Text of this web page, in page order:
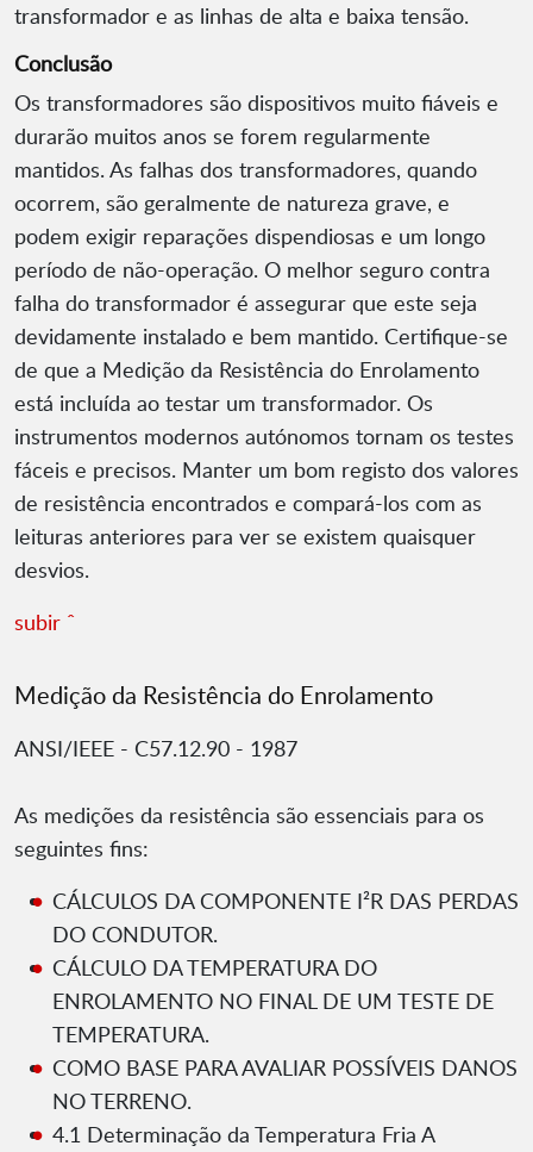
transformador e as linhas de alta e baixa tensão.
Conclusão
Os transformadores são dispositivos muito fiáveis e
durarão muitos anos se forem regularmente
mantidos. As falhas dos transformadores, quando
ocorrem, são geralmente de natureza grave, e
podem exigir reparações dispendiosas e um longo
período de não-operação. O melhor seguro contra
falha do transformador é assegurar que este seja
devidamente instalado e bem mantido. Certifique-se
de que a Medição da Resistência do Enrolamento
está incluída ao testar um transformador. Os
instrumentos modernos autónomos tornam os testes
fáceis e precisos. Manter um bom registo dos valores
de resistência encontrados e compará-los com as
leituras anteriores para ver se existem quaisquer
desvios.
subir ˆ
Medição da Resistência do Enrolamento
ANSI/IEEE - C57.12.90 - 1987
As medições da resistência são essenciais para os
seguintes fins:
CÁLCULOS DA COMPONENTE I²R DAS PERDAS
DO CONDUTOR.
CÁLCULO DA TEMPERATURA DO
ENROLAMENTO NO FINAL DE UM TESTE DE
TEMPERATURA.
COMO BASE PARA AVALIAR POSSÍVEIS DANOS
NO TERRENO.
4.1 Determinação da Temperatura Fria A